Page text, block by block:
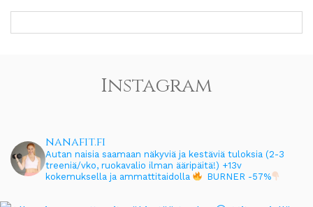
Instagram
nanafit.fi
Autan naisia saamaan näkyviä ja kestäviä tuloksia (2-3
treeniä/vko, ruokavalio ilman ääripäitä!) +13v
kokemuksella ja ammattitaidolla
BURNER -57%